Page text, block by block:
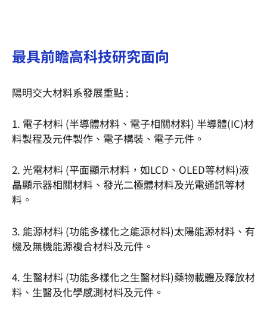
最具前瞻高科技研究面向
陽明交大材料系發展重點 :
1. 電子材料 (半導體材料、電子相關材料) 半導體(IC)材
料製程及元件製作、電子構裝、電子元件。
2. 光電材料 (平面顯示材料，如LCD、OLED等材料)液
晶顯示器相關材料、發光二極體材料及光電通訊等材
料。
3. 能源材料 (功能多樣化之能源材料)太陽能源材料、有
機及無機能源複合材料及元件。
4. 生醫材料 (功能多樣化之生醫材料)藥物載體及釋放材
料、生醫及化學感測材料及元件。